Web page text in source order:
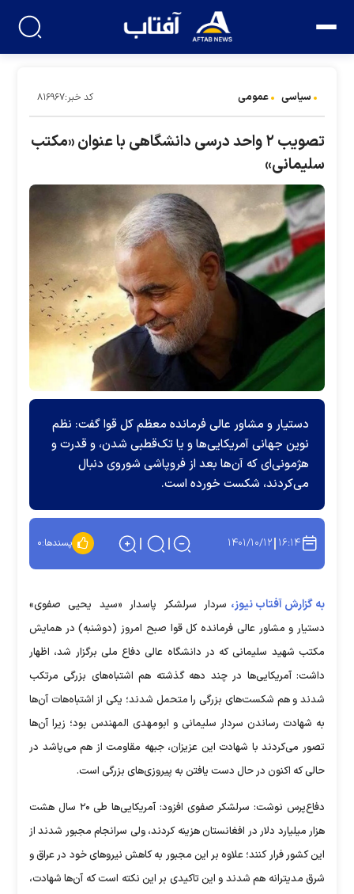
سیاسی عمومی کد خبر:۸۱۶۹۶۷
تصویب ۲ واحد درسی دانشگاهی با عنوان «مکتب
سلیمانی»
دستیار و مشاور عالی فرمانده معظم کل قوا گفت: نظم
نوین جهانی آمریکایی‌ها و یا تک‌قطبی شدن، و قدرت و
هژمونی‌ای که آن‌ها بعد از فروپاشی شوروی دنبال
می‌کردند، شکست خورده است.
۱۶:۱۴ ۱۴۰۱/۱۰/۱۲ پسندها:۰
به گزارش آفتاب نیوز، سردار سرلشکر پاسدار «سید یحیی صفوی»
دستیار و مشاور عالی فرمانده کل قوا صبح امروز (دوشنبه) در همایش
مکتب شهید سلیمانی که در دانشگاه عالی دفاع ملی برگزار شد، اظهار
داشت: آمریکایی‌ها در چند دهه گذشته هم اشتباه‌های بزرگی مرتکب
شدند و هم شکست‌های بزرگی را متحمل شدند؛ یکی از اشتباه‌هات آن‌ها
به شهادت رساندن سردار سلیمانی و ابومهدی المهندس بود؛ زیرا آن‌ها
تصور می‌کردند با شهادت این عزیزان، جبهه مقاومت از هم می‌پاشد در
حالی که اکنون در حال دست یافتن به پیروزی‌های بزرگی است.
دفاع‌پرس نوشت: سرلشکر صفوی افزود: آمریکایی‌ها طی ۲۰ سال هشت
هزار میلیارد دلار در افغانستان هزینه کردند، ولی سرانجام مجبور شدند از
این کشور فرار کنند؛ علاوه بر این مجبور به کاهش نیرو‌های خود در عراق و
شرق مدیترانه هم شدند و این تاکیدی بر این نکته است که آن‌ها شهادت،